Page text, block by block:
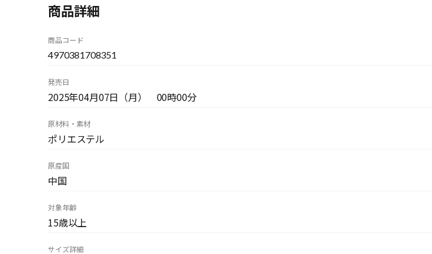
商品詳細
商品コード
4970381708351
発売日
2025年04月07日（月） 00時00分
原材料・素材
ポリエステル
原産国
中国
対象年齢
15歳以上
サイズ詳細